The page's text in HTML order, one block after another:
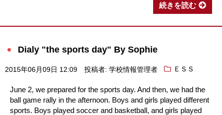
続きを読む
Dialy "the sports day" By Sophie
2015年06月09日 12:09 投稿者: 学校情報管理者 ＥＳＳ
June 2, we prepared for the sports day. And then, we had the
ball game rally in the afternoon. Boys and girls played different
sports. Boys played soccer and basketball, and girls played